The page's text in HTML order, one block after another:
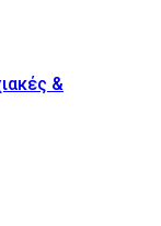
&